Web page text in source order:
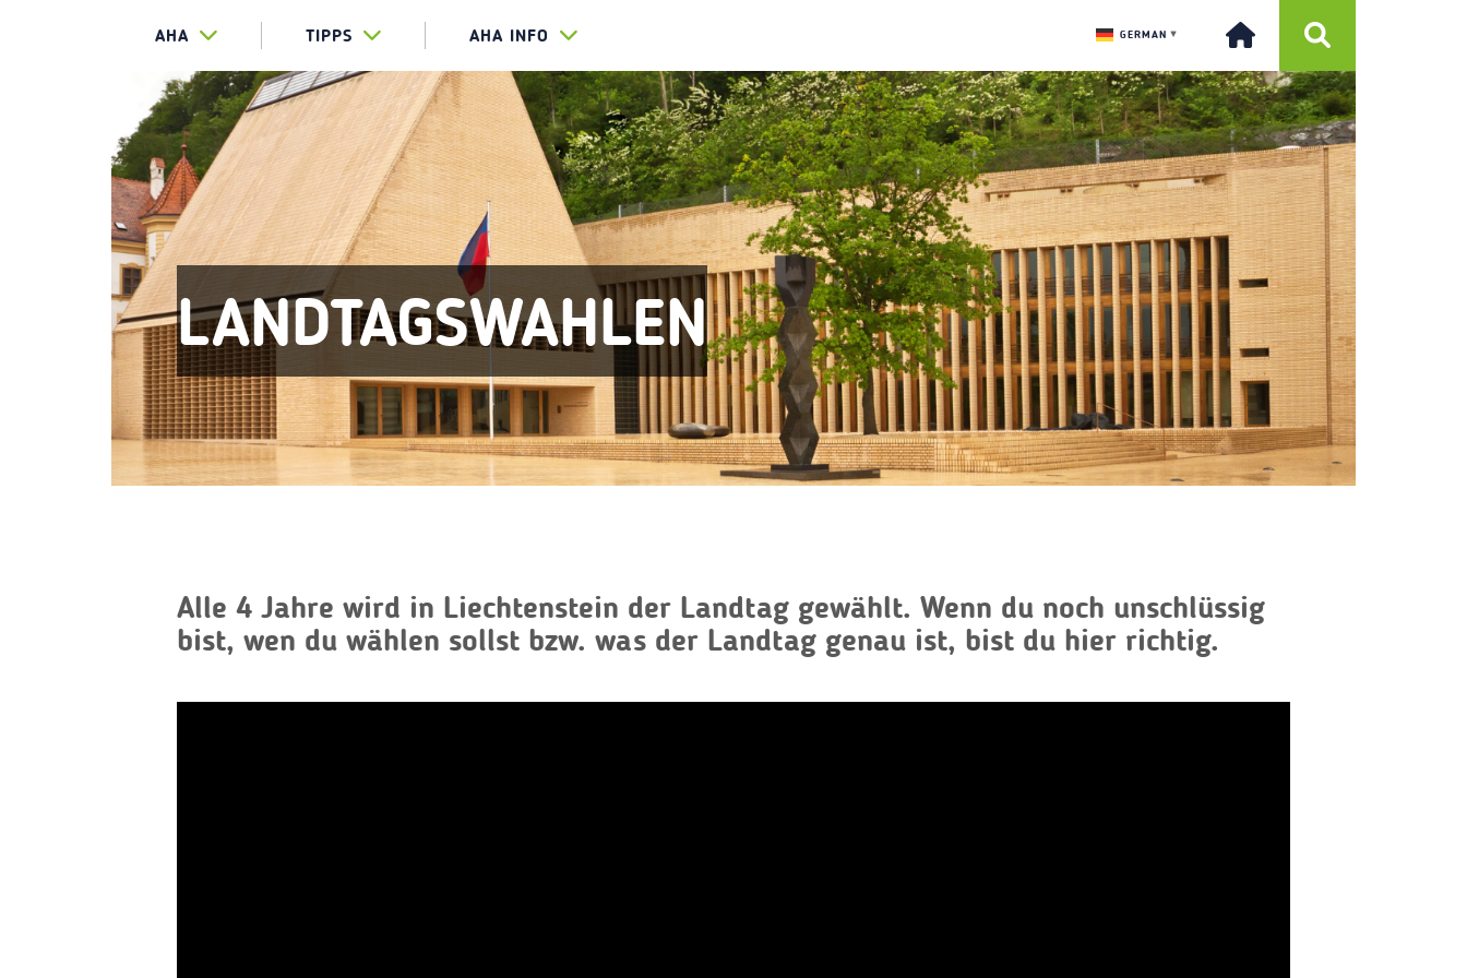
AHA TIPPS AHA INFO GERMAN ▼
LANDTAGSWAHLEN
Alle 4 Jahre wird in Liechtenstein der Landtag gewählt. Wenn du noch unschlüssig
bist, wen du wählen sollst bzw. was der Landtag genau ist, bist du hier richtig.